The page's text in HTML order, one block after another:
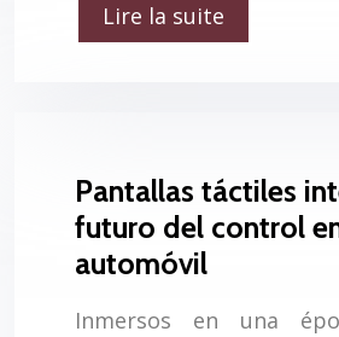
Lire la suite
Pantallas táctiles
futuro del control
automóvil
Inmersos en una